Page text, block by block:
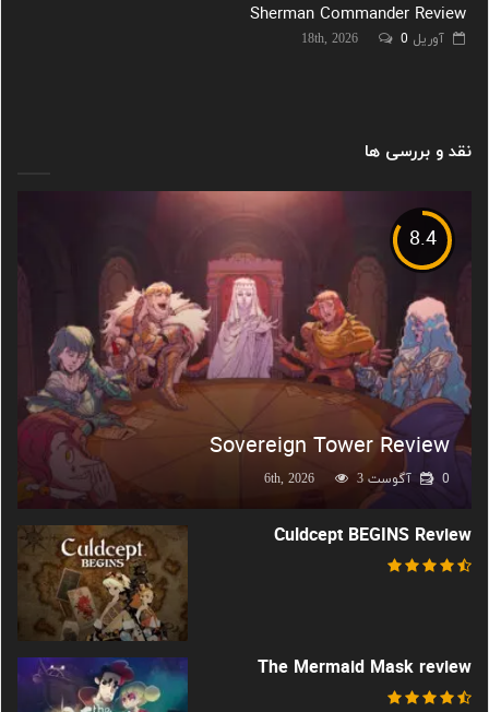
Sherman Commander Review
آوریل 18th, 2026 0
نقد و بررسی ها
8.4
Sovereign Tower Review
آگوست 6th, 2026 3 0
Culdcept BEGINS Review
The Mermaid Mask review